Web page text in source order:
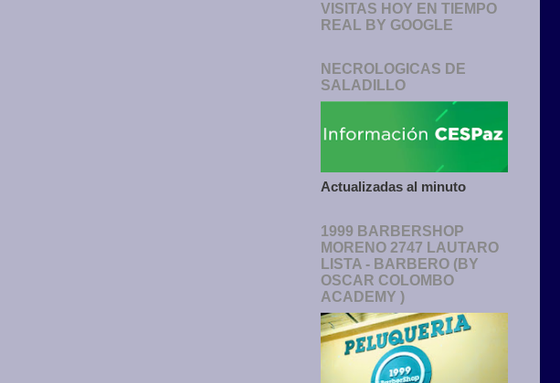
VISITAS HOY EN TIEMPO
REAL BY GOOGLE
NECROLOGICAS DE
SALADILLO
Actualizadas al minuto
1999 BARBERSHOP
MORENO 2747 LAUTARO
LISTA - BARBERO (BY
OSCAR COLOMBO
ACADEMY )